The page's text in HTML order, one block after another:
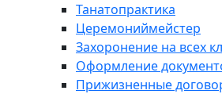
Танатопрактика
Церемониймейстер
Захоронение на всех
Оформление
Прижизненные